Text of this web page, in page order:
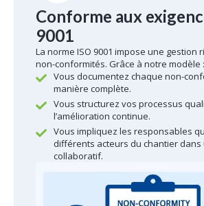
Conforme aux
9001
La norme ISO 9001 impose une gestion
non-conformités. Grâce à notre modèle :
Vous documentez chaque non-
manière complète.
Vous structurez vos processus
l’amélioration continue.
Vous impliquez les responsables
différents acteurs du chantier dans
collaboratif.